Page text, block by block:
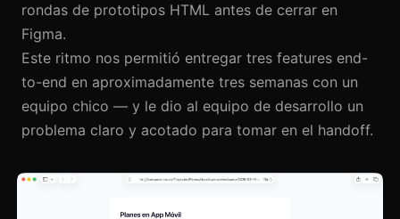
rondas de prototipos HTML antes de cerrar en
Figma.
Este ritmo nos permitió entregar tres features end-
to-end en aproximadamente tres semanas con un
equipo chico — y le dio al equipo de desarrollo un
problema claro y acotado para tomar en el handoff.